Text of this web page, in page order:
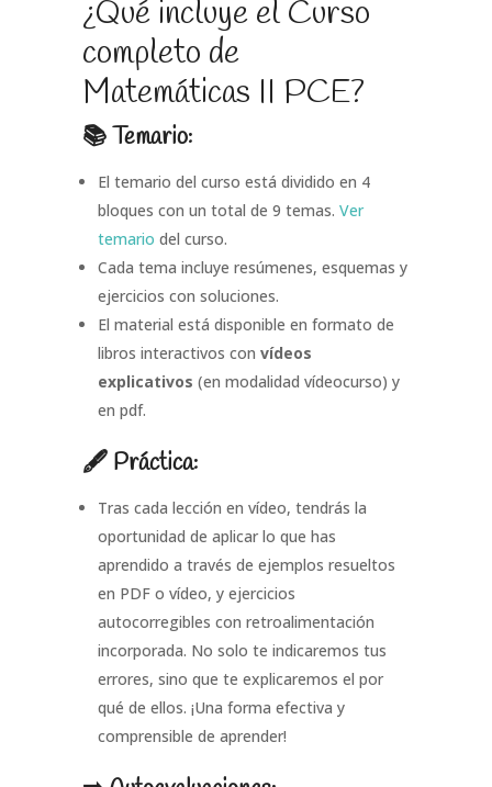
¿Qué incluye el Curso
completo de
Matemáticas II PCE?
📚 Temario:
El temario del curso está dividido en 4
bloques con un total de 9 temas. Ver
temario del curso.
Cada tema incluye resúmenes, esquemas y
ejercicios con soluciones.
El material está disponible en formato de
libros interactivos con vídeos
explicativos (en modalidad vídeocurso) y
en pdf.
🖋 Práctica:
Tras cada lección en vídeo, tendrás la
oportunidad de aplicar lo que has
aprendido a través de ejemplos resueltos
en PDF o vídeo, y ejercicios
autocorregibles con retroalimentación
incorporada. No solo te indicaremos tus
errores, sino que te explicaremos el por
qué de ellos. ¡Una forma efectiva y
comprensible de aprender!